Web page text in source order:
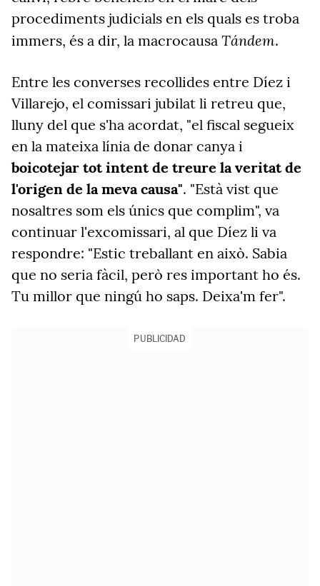
procediments judicials en els quals es troba
immers, és a dir, la macrocausa Tándem.
Entre les converses recollides entre Díez i
Villarejo, el comissari jubilat li retreu que,
lluny del que s'ha acordat, "el fiscal segueix
en la mateixa línia de donar canya i
boicotejar tot intent de treure la veritat de
l'origen de la meva causa". "Està vist que
nosaltres som els únics que complim", va
continuar l'excomissari, al que Díez li va
respondre: "Estic treballant en això. Sabia
que no seria fàcil, però res important ho és.
Tu millor que ningú ho saps. Deixa'm fer".
PUBLICIDAD